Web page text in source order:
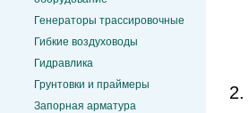
Генераторы трассировочные
Гибкие воздуховоды
Гидравлика
Грунтовки и праймеры
Запорная арматура